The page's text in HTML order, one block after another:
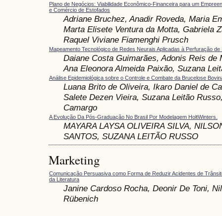
Plano de Negócios: Viabilidade Econômico-Financeira para um
e Comércio de Estofados
Adriane Bruchez, Anadir Roveda, Maria
Marta Elisete Ventura da Motta, Gabriela
Raquel Viviane Fiamenghi Prusch
Mapeamento Tecnológico de Redes Neurais Aplicadas à Perfuração
Daiane Costa Guimarães, Adonis Reis de
Ana Eleonora Almeida Paixão, Suzana
Análise Epidemiológica sobre o Controle e Combate da Brucelose
Luana Brito de Oliveira, Ikaro Daniel de
Salete Dezen Vieira, Suzana Leitão
Camargo
A Evolução Da Pós-Graduação No Brasil Por Modelagem HoltWinters.
MAYARA LAYSA OLIVEIRA SILVA,
SANTOS, SUZANA LEITÃO RUSSO
Marketing
Comunicação Persuasiva como Forma de Reduzir Acidentes de
da Literatura
Janine Cardoso Rocha, Deonir De Toni,
Rübenich